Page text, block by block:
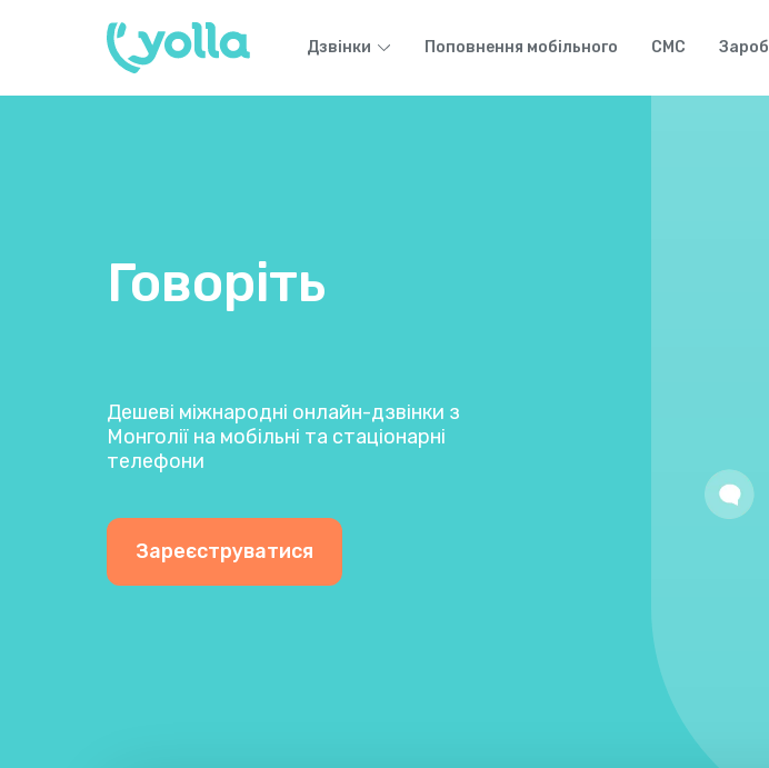
Дзвінки Поповнення мобільного СМС
Говоріть
Дешеві міжнародні онлайн-дзвінки з
Монголії на мобільні та стаціонарні
телефони
Зареєструватися